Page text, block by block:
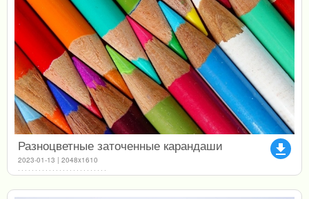
file_download
Разноцветные заточенные карандаши
2023-01-13 | 2048x1610